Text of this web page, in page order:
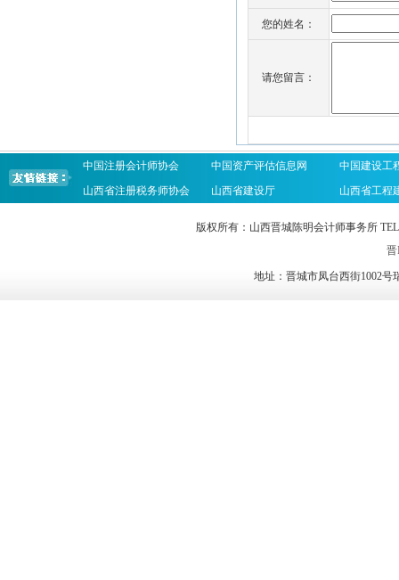
您的姓名：
请您留言：
中国注册会计师协会 中国资产评估信息网
中国建设工
山西省注册税务师协会
山西省建设厅 山西省工程
版权所有：山西晋城陈明会计师事务所 TEL
晋
地址：晋城市凤台西街1002